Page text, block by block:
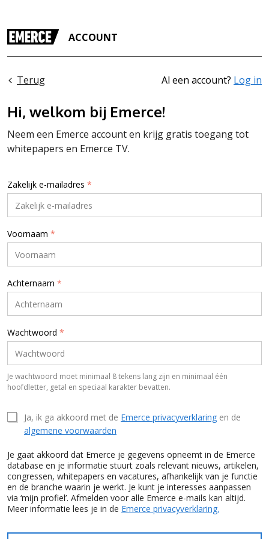
ACCOUNT
Terug Al een account? Log in
Hi, welkom bij Emerce!
Neem een Emerce account en krijg gratis toegang tot
whitepapers en Emerce TV.
Zakelijk e-mailadres *
Voornaam *
Achternaam *
Wachtwoord *
Je wachtwoord moet minimaal 8 tekens lang zijn en minimaal één
hoofdletter, getal en speciaal karakter bevatten.
Ja, ik ga akkoord met de Emerce privacyverklaring en de
algemene voorwaarden
Je gaat akkoord dat Emerce je gegevens opneemt in de Emerce
database en je informatie stuurt zoals relevant nieuws, artikelen,
congressen, whitepapers en vacatures, afhankelijk van je functie
en de branche waarin je werkt. Je kunt je interesses aanpassen
via ‘mijn profiel’. Afmelden voor alle Emerce e-mails kan altijd.
Meer informatie lees je in de Emerce privacyverklaring.